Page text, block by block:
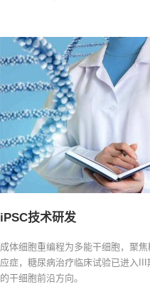
iPSC技术研发
成体细胞重编程为多能干细胞，聚
应症，糖尿病治疗临床试验已进入
的干细胞前沿方向。